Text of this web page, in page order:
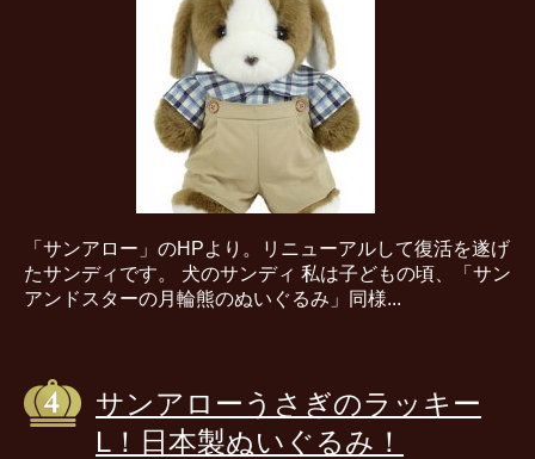
「サンアロー」のHPより。リニューアルして復活を遂げ
たサンディです。 犬のサンディ 私は子どもの頃、「サン
アンドスターの月輪熊のぬいぐるみ」同様...
サンアローうさぎのラッキー
L！日本製ぬいぐるみ！